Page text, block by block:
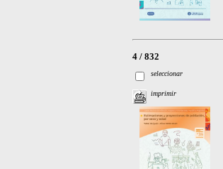
4 / 832
seleccionar
imprimir